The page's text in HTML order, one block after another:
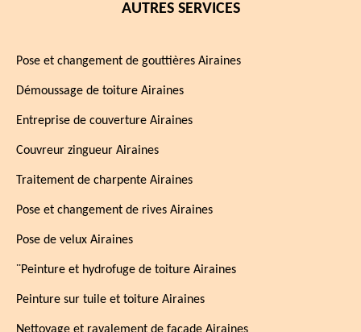
AUTRES SERVICES
Pose et changement de gouttières Airaines
Démoussage de toiture Airaines
Entreprise de couverture Airaines
Couvreur zingueur Airaines
Traitement de charpente Airaines
Pose et changement de rives Airaines
Pose de velux Airaines
¨Peinture et hydrofuge de toiture Airaines
Peinture sur tuile et toiture Airaines